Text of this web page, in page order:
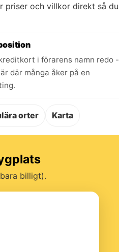
priser och villkor direkt så du
i förarens namn redo -
där många åker på en
orter Karta
billigt).